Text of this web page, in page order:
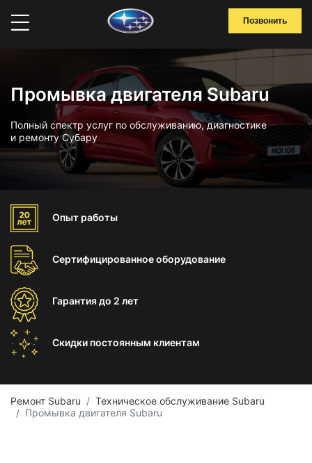
Позвонить
Промывка двигателя Subaru
Полный спектр услуг по обслуживанию, диагностике
и ремонту Субару
Опыт работы
Сертифицированноеоборудование
Гарантиядо 2 лет
Скидки постоянным клиентам
Ремонт Subaru
Техническое обслуживание Subaru
Промывка двигателя Subaru